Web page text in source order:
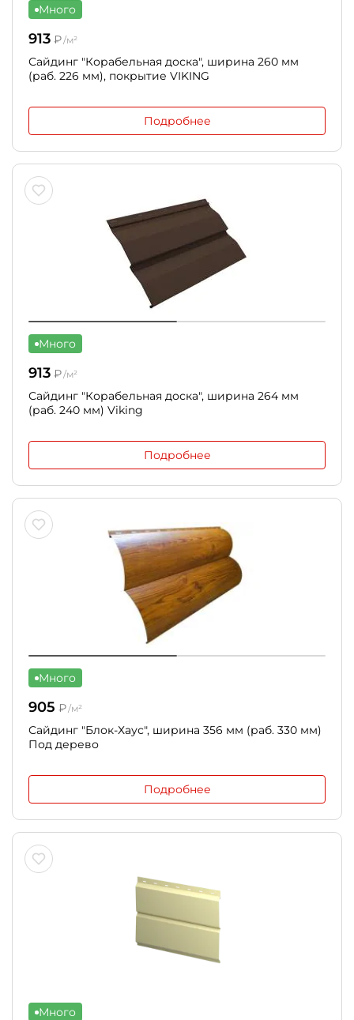
Много
913 ₽/м²
Сайдинг "Корабельная доска", ширина 260 мм
(раб. 226 мм), покрытие VIKING
Подробнее
Много
913 ₽/м²
Сайдинг "Корабельная доска", ширина 264 мм
(раб. 240 мм) Viking
Подробнее
Много
905 ₽/м²
Сайдинг "Блок-Хаус", ширина 356 мм (раб. 330 мм)
Под дерево
Подробнее
Много